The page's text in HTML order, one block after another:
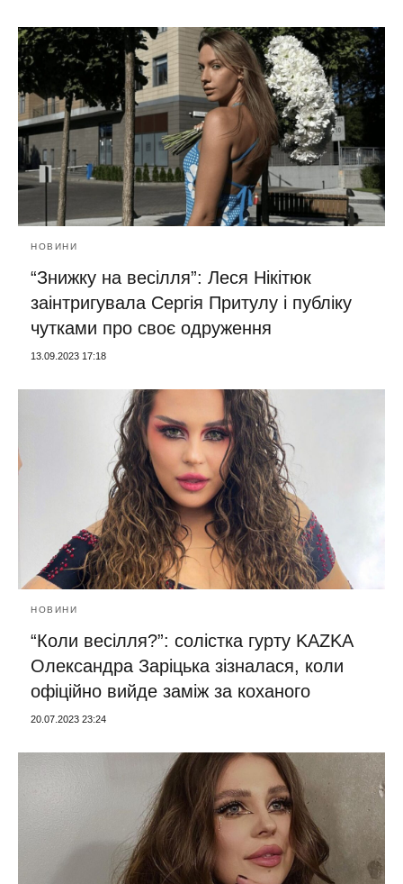
НОВИНИ
“Знижку на весілля”: Леся Нікітюк
заінтригувала Сергія Притулу і публіку
чутками про своє одруження
13.09.2023 17:18
НОВИНИ
“Коли весілля?”: солістка гурту KAZKA
Олександра Заріцька зізналася, коли
офіційно вийде заміж за коханого
20.07.2023 23:24